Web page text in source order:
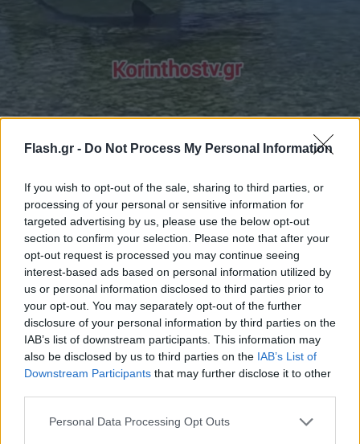
Flash.gr - Do Not Process My Personal Information
If you wish to opt-out of the sale, sharing to third parties, or
processing of your personal or sensitive information for
targeted advertising by us, please use the below opt-out
section to confirm your selection. Please note that after your
opt-out request is processed you may continue seeing
interest-based ads based on personal information utilized by
us or personal information disclosed to third parties prior to
your opt-out. You may separately opt-out of the further
disclosure of your personal information by third parties on the
IAB’s list of downstream participants. This information may
also be disclosed by us to third parties on the IAB’s List of
Downstream Participants that may further disclose it to other
Please note that this website/app uses one or more Google
Personal Data Processing Opt Outs
Κόρινθος: Καρχαρίας 2,5 μέτρων βγήκε στην ακτή
στα Λουτρά της Ωραίας Ελένης
Οι επιθέσεις από καρχαρία προς τον άνθρωπο είναι εξαιρετικά
σπάνιες και συνήθως προκαλούνται τυχαία ή από ενόχληση
του ζώου.
19.05.2026 16:39
Φράνκα
Παναγιωτοπούλου